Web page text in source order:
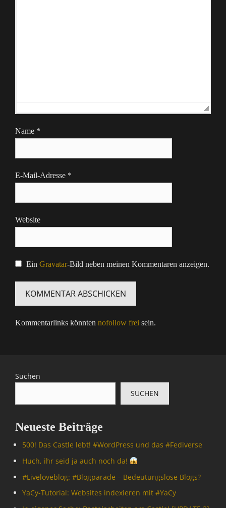
Name *
E-Mail-Adresse *
Website
Ein Gravatar-Bild neben meinen Kommentaren anzeigen.
Kommentarlinks könnten nofollow frei sein.
Suchen
SUCHEN
Neueste Beiträge
500! Das Castle lebt! #WordPress und das #Fediverse
Huch, ihr seid ja auch noch da!
#Livelove­blog: #Blogparade – Bedeutungslose Blogs?
YaCy-Tutorial: Websites indexieren mit #YaCy